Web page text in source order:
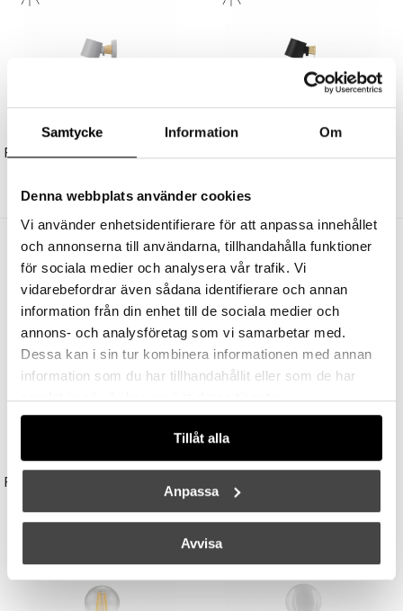
Samtycke Information Om
Denna webbplats använder cookies
Vi använder enhetsidentifierare för att anpassa innehållet
och annonserna till användarna, tillhandahålla funktioner
för sociala medier och analysera vår trafik. Vi
vidarebefordrar även sådana identifierare och annan
information från din enhet till de sociala medier och
annons- och analysföretag som vi samarbetar med.
Dessa kan i sin tur kombinera informationen med annan
information som du har tillhandahållit eller som de har
samlat in när du har använt deras tjänster.
Tillåt alla
Anpassa
Avvisa
NORMANN COPENHAGEN NORMANN COPENHAGEN
Andra köpte även
UNISON STUDIO EERO AARNIO